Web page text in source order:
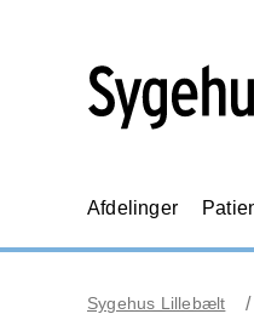
Afdelinger
Sygehus Lillebælt